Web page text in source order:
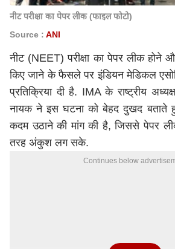
नीट परीक्षा का पेपर लीक (फाइल फोटो)
Source : ANI
नीट (NEET) परीक्षा का पेपर लीक होने
किए जाने के फैसले पर इंडियन मेडिकल
प्रतिक्रिया दी है. IMA के राष्ट्रीय
नायक ने इस घटना को बेहद दुखद बताते
कदम उठाने की मांग की है, जिससे पेपर
तरह अंकुश लग सके.
Continues below